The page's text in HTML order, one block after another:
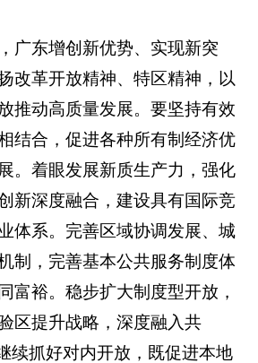
广东增创新优势、实现新突
改革开放精神、特区精神，以
推动高质量发展。要坚持有效
结合，促进各种所有制经济优
。着眼发展新质生产力，强化
新深度融合，建设具有国际竞
体系。完善区域协调发展、城
制，完善基本公共服务制度体
富裕。稳步扩大制度型开放，
区提升战略，深度融入共
续抓好对内开放，既促进本地